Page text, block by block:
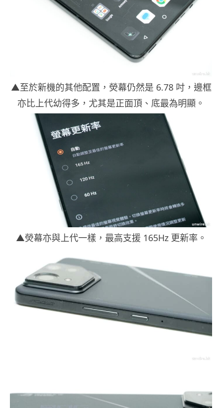
▲至於新機的其他配置，熒幕仍然是 6.78 吋，邊框
亦比上代幼得多，尤其是正面頂、底最為明顯。
▲熒幕亦與上代一樣，最高支援 165Hz 更新率。